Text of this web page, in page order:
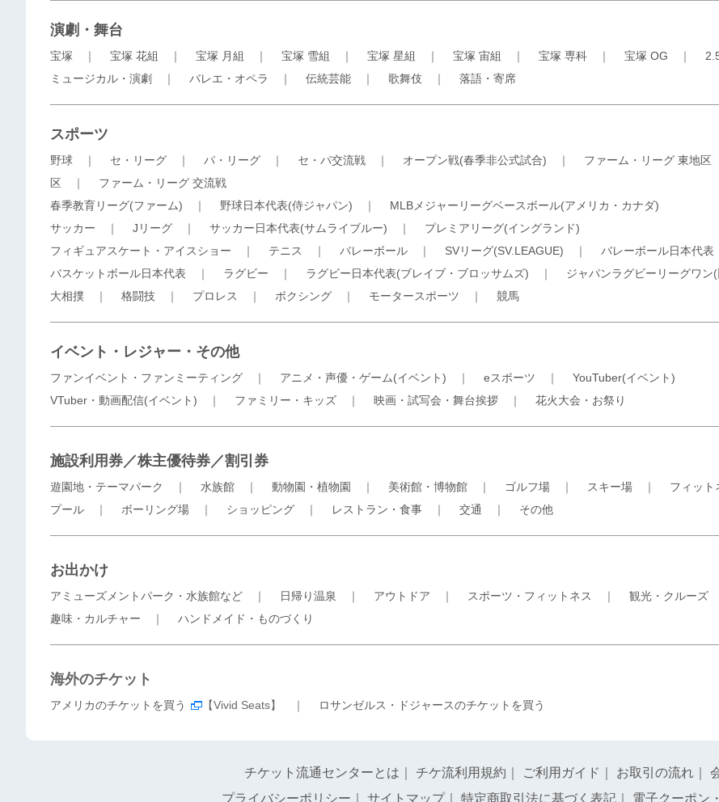
演劇・舞台
宝塚 ｜ 宝塚 花組 ｜ 宝塚 月組 ｜ 宝塚 雪組 ｜ 宝塚 星組 ｜ 宝塚 宙組 ｜ 宝塚 専科 ｜ 宝塚 OG ｜
ミュージカル・演劇
｜ バレエ・オペラ ｜ 伝統芸能 ｜ 歌舞伎 ｜ 落語・寄席
スポーツ
野球 ｜ セ・リーグ ｜ パ・リーグ ｜ セ・パ交流戦 ｜ オープン戦(春季非公式試合) ｜ ファーム・リーグ 東地区
区 ｜ ファーム・リーグ 交流戦
春季教育リーグ(ファーム) ｜ 野球日本代表(侍ジャパン) ｜ MLBメジャーリーグベースボール(アメリカ・カナダ)
サッカー ｜ Jリーグ ｜ サッカー日本代表(サムライブルー) ｜ プレミアリーグ(イングランド)
フィギュアスケート・アイスショー ｜ テニス ｜ バレーボール ｜ SVリーグ(SV.LEAGUE) ｜ バレーボール日本代表
バスケットボール日本代表 ｜ ラグビー ｜ ラグビー日本代表(ブレイブ・ブロッサムズ) ｜ ジャパンラグビーリーグワン
大相撲 ｜ 格闘技 ｜ プロレス ｜ ボクシング ｜ モータースポーツ ｜ 競馬
イベント・レジャー・その他
ファンイベント・ファンミーティング ｜ アニメ・声優・ゲーム(イベント) ｜ eスポーツ ｜ YouTuber(イベント)
VTuber・動画配信(イベント) ｜ ファミリー・キッズ ｜ 映画・試写会・舞台挨拶 ｜ 花火大会・お祭り
施設利用券／株主優待券／割引券
遊園地・テーマパーク ｜ 水族館 ｜ 動物園・植物園 ｜ 美術館・博物館 ｜ ゴルフ場 ｜ スキー場 ｜ フィット
プール ｜ ボーリング場 ｜ ショッピング ｜ レストラン・食事 ｜ 交通 ｜ その他
お出かけ
アミューズメントパーク・水族館など ｜ 日帰り温泉 ｜ アウトドア ｜ スポーツ・フィットネス ｜ 観光・クルーズ
趣味・カルチャー ｜ ハンドメイド・ものづくり
海外のチケット
アメリカのチケットを買う 【Vivid Seats】 ｜ ロサンゼルス・ドジャースのチケットを買う
チケット流通センターとは チケ流利用規約 ご利用ガイド お取引の流れ
プライバシーポリシー
サイトマップ｜ 特定商取引法に基づく表記 電子クーポン